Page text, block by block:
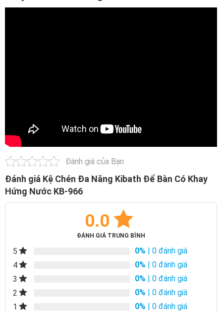
Đánh giá của Bạn
Đánh giá Kệ Chén Đa Năng Kibath Để Bàn Có Khay
Hứng Nước KB-966
0.0
ĐÁNH GIÁ TRUNG BÌNH
5 0% | 0 đánh giá
4
0% | 0 đánh giá
3
0% | 0 đánh giá
2
0% | 0 đánh giá
1
0% | 0 đánh giá